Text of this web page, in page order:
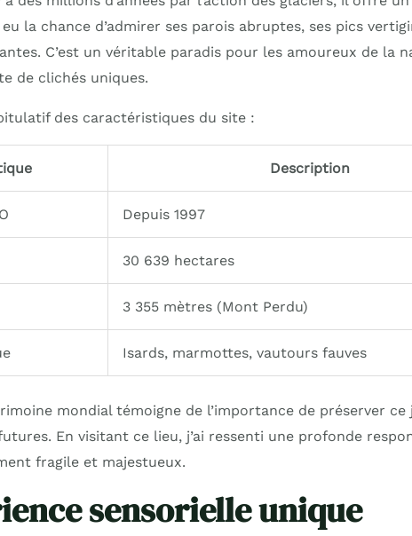
la chance d’admirer ses parois abruptes, ses pics
C’est un véritable paradis pour les amoureux de la
de clichés uniques.
des caractéristiques du site :
Description
Depuis 1997
30 639 hectares
3 355 mètres (Mont Perdu)
Isards, marmottes, vautours fauves
mondial témoigne de l’importance de préserver ce
En visitant ce lieu, j’ai ressenti une profonde
fragile et majestueux.
sensorielle unique